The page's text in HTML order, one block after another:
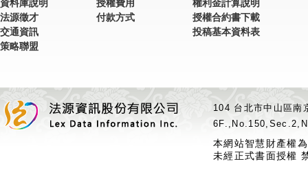
資料庫說明
法源徵才
交通資訊
策略聯盟
授權費用
付款方式
權利金計算說明
授權合約書下載
投稿基本資料表
104 台北市中山區
本網站智慧財產權
未經正式書面授權